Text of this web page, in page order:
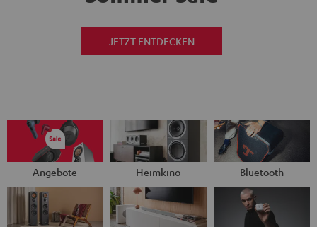
JETZT ENTDECKEN
Angebote Heimkino Bluetooth